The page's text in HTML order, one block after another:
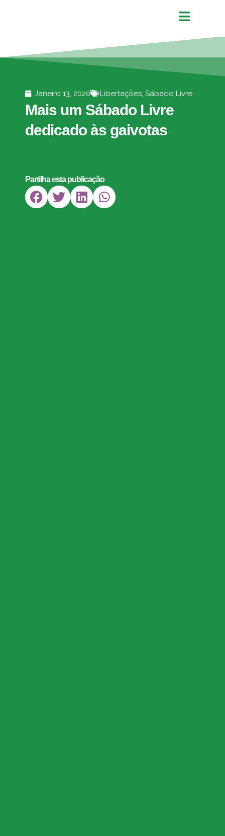
Janeiro 13, 2020 Libertações, Sábado Livre
Mais um Sábado Livre
dedicado às gaivotas
Partilha esta publicação